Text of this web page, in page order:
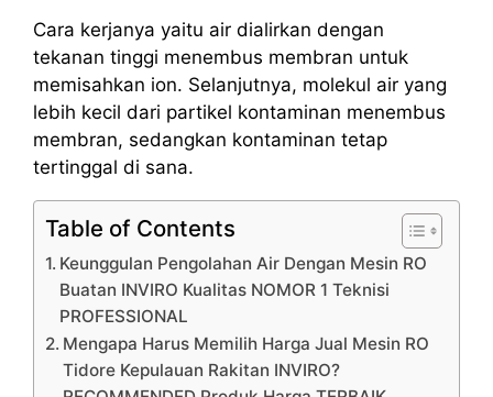
Cara kerjanya yaitu air dialirkan dengan
tekanan tinggi menembus membran untuk
memisahkan ion. Selanjutnya, molekul air yang
lebih kecil dari partikel kontaminan menembus
membran, sedangkan kontaminan tetap
tertinggal di sana.
Table of Contents
Keunggulan Pengolahan Air Dengan Mesin RO
Buatan INVIRO Kualitas NOMOR 1 Teknisi
PROFESSIONAL
Mengapa Harus Memilih Harga Jual Mesin RO
Tidore Kepulauan Rakitan INVIRO?